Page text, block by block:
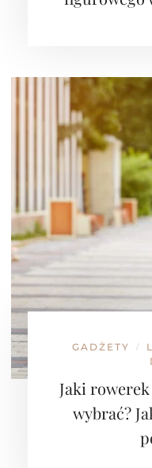
GADŻETY /
Jaki
wybrać?